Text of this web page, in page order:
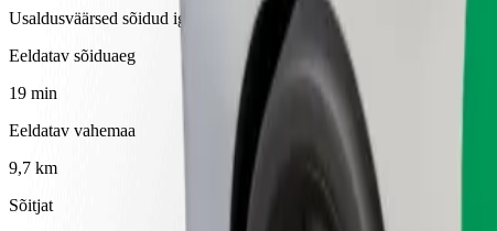
Usaldusväärsed sõidud igapäevaste keskmise suurusega autodega.
Eeldatav sõiduaeg
19 min
Eeldatav vahemaa
9,7 km
Sõitjat